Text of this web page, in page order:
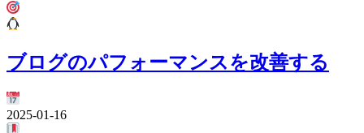
ブログのパフォーマンスを改善する
2025-01-16